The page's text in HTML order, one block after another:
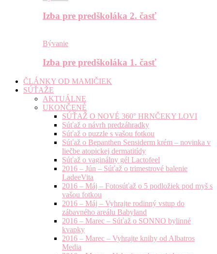
Izba pre predškoláka 2. časť
Bývanie
Izba pre predškoláka 1. časť
ČLÁNKY OD MAMIČIEK
SÚŤAŽE
AKTUÁLNE
UKONČENÉ
SÚŤAŽ O NOVÉ 360° HRNČEKY LOVI
Súťaž o návrh predzáhradky
Súťaž o puzzle s vašou fotkou
Súťaž o Bepanthen Sensiderm krém – novinka v
liečbe atopickej dermatitídy
Súťaž o vaginálny gél Lactofeel
2016 – Jún – Súťaž o trimestrové balenie
LadeeVita
2016 – Máj – Fotosúťaž o 5 podložiek pod myš s
vašou fotkou
2016 – Máj – Vyhrajte rodinný vstup do
zábavného areálu Babyland
2016 – Marec – Súťaž o SONNO bylinné
kvapky
2016 – Marec – Vyhrajte knihy od Albatros
Media